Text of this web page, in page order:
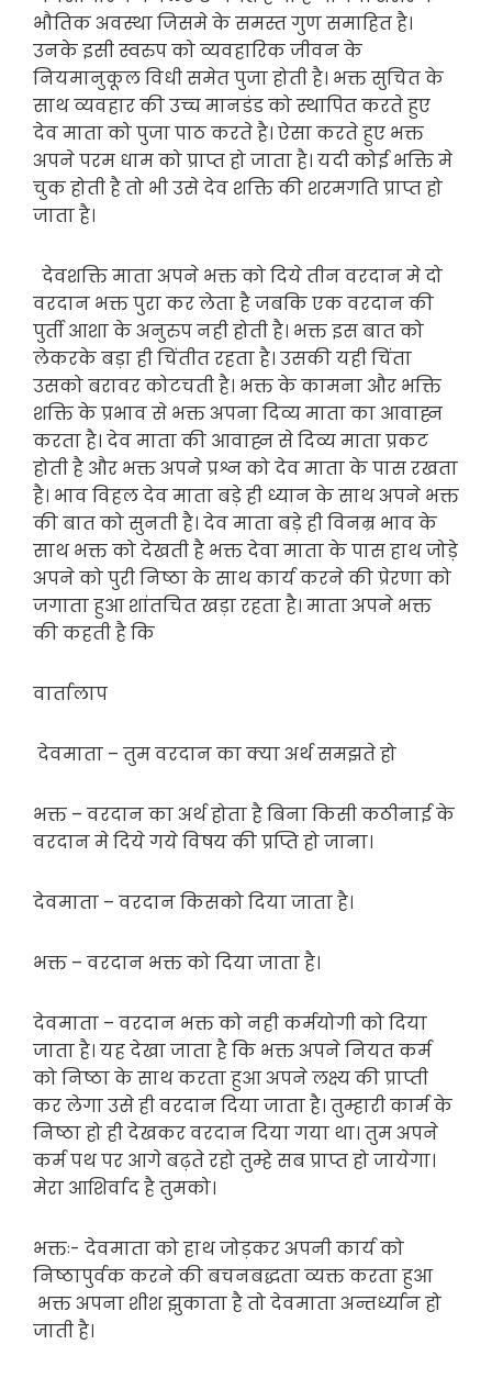
भौतिक अवस्था जिसमे के समस्त गुण समाहित है।
उनके इसी स्वरुप को व्यवहारिक जीवन के
नियमानुकूल विधी समेत पुजा होती है। भक्त सुचित के
साथ व्यवहार की उच्च मानडंड को स्थापित करते हुए
देव माता को पुजा पाठ करते है। ऐसा करते हुए भक्त
अपने परम धाम को प्राप्त हो जाता है। यदी कोई भक्ति मे
चुक होती है तो भी उसे देव शक्ति की शरमगति प्राप्त हो
जाता है।
देवशक्ति माता अपने भक्त को दिये तीन वरदान मे दो
वरदान भक्त पुरा कर लेता है जबकि एक वरदान की
पुर्ती आशा के अनुरुप नही होती है। भक्त इस बात को
लेकरके बड़ा ही चिंतीत रहता है। उसकी यही चिंता
उसको बरावर कोटचती है। भक्त के कामना और भक्ति
शक्ति के प्रभाव से भक्त अपना दिव्य माता का आवाह्न
करता है। देव माता की आवाह्न से दिव्य माता प्रकट
होती है और भक्त अपने प्रश्न को देव माता के पास रखता
है। भाव विहल देव माता बड़े ही ध्यान के साथ अपने भक्त
की बात को सुनती है। देव माता बड़े ही विनम्र भाव के
साथ भक्त को देखती है भक्त देवा माता के पास हाथ जोड़े
अपने को पुरी निष्ठा के साथ कार्य करने की प्रेरणा को
जगाता हुआ शांतचित खड़ा रहता है। माता अपने भक्त
की कहती है कि
वार्तालाप
देवमाता – तुम वरदान का क्या अर्थ समझते हो
भक्त – वरदान का अर्थ होता है बिना किसी कठीनाई के
वरदान मे दिये गये विषय की प्रप्ति हो जाना।
देवमाता – वरदान किसको दिया जाता है।
भक्त – वरदान भक्त को दिया जाता है।
देवमाता – वरदान भक्त को नही कर्मयोगी को दिया
जाता है। यह देखा जाता है कि भक्त अपने नियत कर्म
को निष्ठा के साथ करता हुआ अपने लक्ष्य की प्राप्ती
कर लेगा उसे ही वरदान दिया जाता है। तुम्हारी कार्म के
निष्ठा हो ही देखकर वरदान दिया गया था। तुम अपने
कर्म पथ पर आगे बढ़ते रहो तुम्हे सब प्राप्त हो जायेगा।
मेरा आशिर्वाद है तुमको।
भक्तः- देवमाता को हाथ जोड़कर अपनी कार्य को
निष्ठापुर्वक करने की बचनबद्धता व्यक्त करता हुआ
भक्त अपना शीश झुकाता है तो देवमाता अन्तर्ध्यान हो
जाती है।